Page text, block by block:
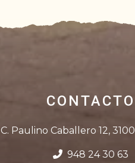
CONTACTO
C. Paulino Caballero 12,
948 24 30 63